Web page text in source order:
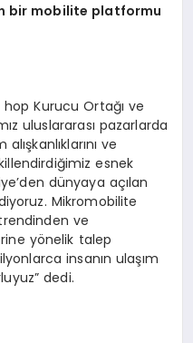
bir mobilite platformu
Kurucu Ortağı ve
uluslararası pazarlarda
ve
esnek
dünyaya açılan
Mikromobilite
ve
yönelik talep
insanın ulaşım
dedi.